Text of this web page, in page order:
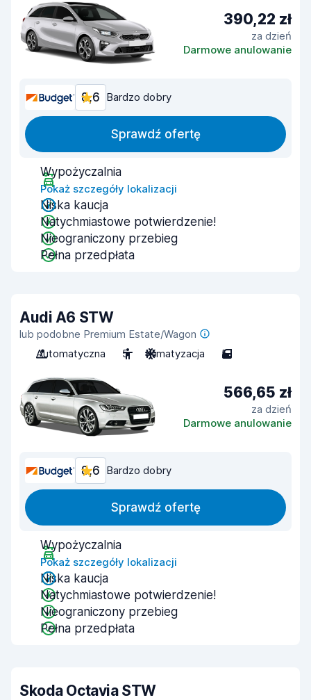
390,22 zł
za dzień
Darmowe anulowanie
8,6 Bardzo dobry
Sprawdź ofertę
Wypożyczalnia
Pokaż szczegóły lokalizacji
Niska kaucja
Natychmiastowe potwierdzenie!
Nieograniczony przebieg
Pełna przedpłata
Audi A6 STW
lub podobne Premium Estate/Wagon
Automatyczna
5 Klimatyzacja 5
566,65 zł
za dzień
Darmowe anulowanie
8,6 Bardzo dobry
Sprawdź ofertę
Wypożyczalnia
Pokaż szczegóły lokalizacji
Niska kaucja
Natychmiastowe potwierdzenie!
Nieograniczony przebieg
Pełna przedpłata
Skoda Octavia STW